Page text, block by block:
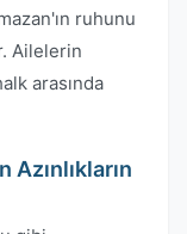
ruhunu
Ailelerin
arasında